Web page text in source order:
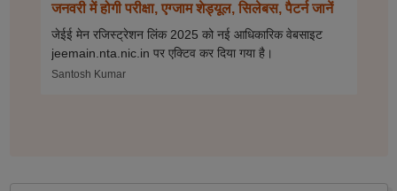
जनवरी में होगी परीक्षा, एग्जाम शेड्यूल, सिलेबस, पैटर्न जानें
जेईई मेन रजिस्ट्रेशन लिंक 2025 को नई आधिकारिक वेबसाइट
jeemain.nta.nic.in पर एक्टिव कर दिया गया है।
Santosh Kumar